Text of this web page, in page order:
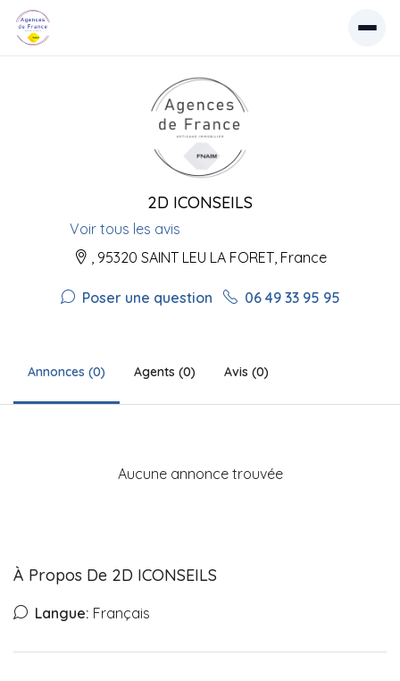
2D ICONSEILS
Voir tous les avis
, 95320 SAINT LEU LA FORET, France
Poser une question 06 49 33 95 95
Annonces (0) Agents (0) Avis (0)
Aucune annonce trouvée
À Propos De 2D ICONSEILS
Langue: Français